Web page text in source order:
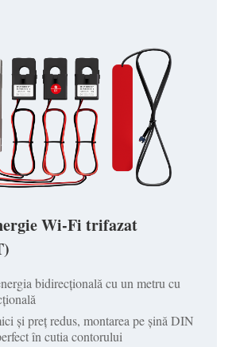
Wi-Fi trifazat
bidirecțională cu un metru cu
și preț redus, montarea pe șină DIN
în cutia contorului